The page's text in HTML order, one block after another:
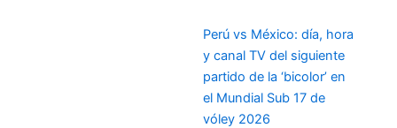
Perú vs México: día, hora
y canal TV del siguiente
partido de la ‘bicolor’ en
el Mundial Sub 17 de
vóley 2026